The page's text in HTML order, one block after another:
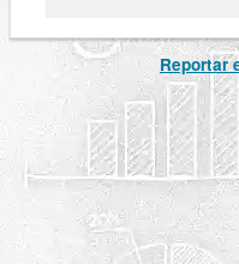
Reportar